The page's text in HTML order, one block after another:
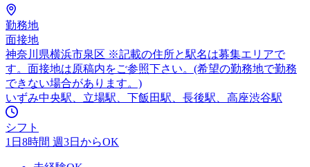
勤務地
面接地
神奈川県横浜市泉区 ※記載の住所と駅名は募集エリアで
す。面接地は原稿内をご参照下さい。(希望の勤務地で勤務
できない場合があります。)
いずみ中央駅、立場駅、下飯田駅、長後駅、高座渋谷駅
シフト
1日8時間 週3日からOK